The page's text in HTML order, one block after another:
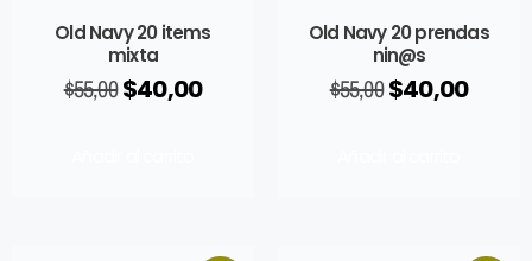
Old Navy 20 items
mixta
$55,00$40,00
Old Navy 20 prendas
nin@s
$55,00$40,00